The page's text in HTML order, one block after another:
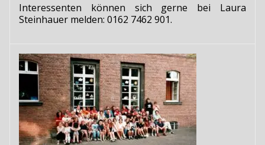
Interessenten können sich gerne bei Laura
Steinhauer melden: 0162 7462 901.